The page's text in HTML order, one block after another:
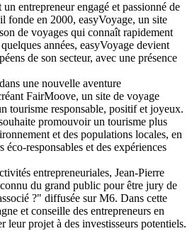
entrepreneur engagé et passionné de
fonde en 2000, easyVoyage, un site
de voyages qui connaît rapidement
années, easyVoyage devient
de son secteur, avec une présence
une nouvelle aventure
FairMoove, un site de voyage
tourisme responsable, positif et joyeux.
promouvoir un tourisme plus
et des populations locales, en
éco-responsables et des expériences
entrepreneuriales, Jean-Pierre
du grand public pour être jury de
?" diffusée sur M6. Dans cette
et conseille des entrepreneurs en
leur projet à des investisseurs potentiels.